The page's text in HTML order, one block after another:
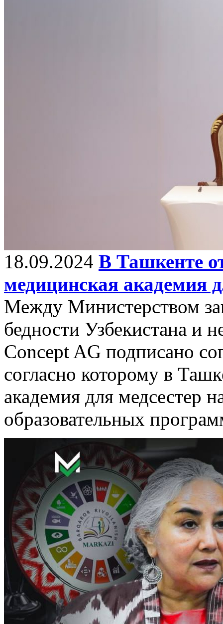
18.09.2024 В Ташкенте
медицинская академия
Между Министерством
бедности Узбекистана и
Concept AG подписано
согласно которому в
академия для медсестер
образовательных